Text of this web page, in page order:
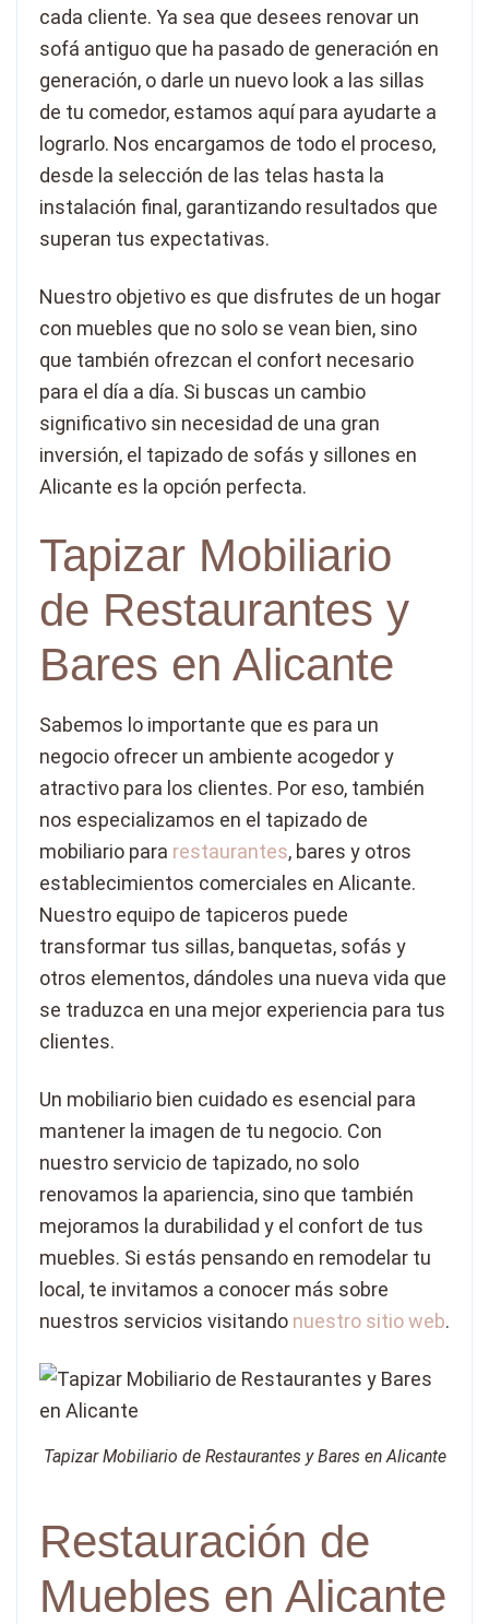
cada cliente. Ya sea que desees renovar un
sofá antiguo que ha pasado de generación en
generación, o darle un nuevo look a las sillas
de tu comedor, estamos aquí para ayudarte a
lograrlo. Nos encargamos de todo el proceso,
desde la selección de las telas hasta la
instalación final, garantizando resultados que
superan tus expectativas.
Nuestro objetivo es que disfrutes de un hogar
con muebles que no solo se vean bien, sino
que también ofrezcan el confort necesario
para el día a día. Si buscas un cambio
significativo sin necesidad de una gran
inversión, el tapizado de sofás y sillones en
Alicante es la opción perfecta.
Tapizar Mobiliario
de Restaurantes y
Bares en Alicante
Sabemos lo importante que es para un
negocio ofrecer un ambiente acogedor y
atractivo para los clientes. Por eso, también
nos especializamos en el tapizado de
mobiliario para restaurantes, bares y otros
establecimientos comerciales en Alicante.
Nuestro equipo de tapiceros puede
transformar tus sillas, banquetas, sofás y
otros elementos, dándoles una nueva vida que
se traduzca en una mejor experiencia para tus
clientes.
Un mobiliario bien cuidado es esencial para
mantener la imagen de tu negocio. Con
nuestro servicio de tapizado, no solo
renovamos la apariencia, sino que también
mejoramos la durabilidad y el confort de tus
muebles. Si estás pensando en remodelar tu
local, te invitamos a conocer más sobre
nuestros servicios visitando nuestro sitio web.
Tapizar Mobiliario de Restaurantes y Bares en Alicante
Restauración de
Muebles en Alicante